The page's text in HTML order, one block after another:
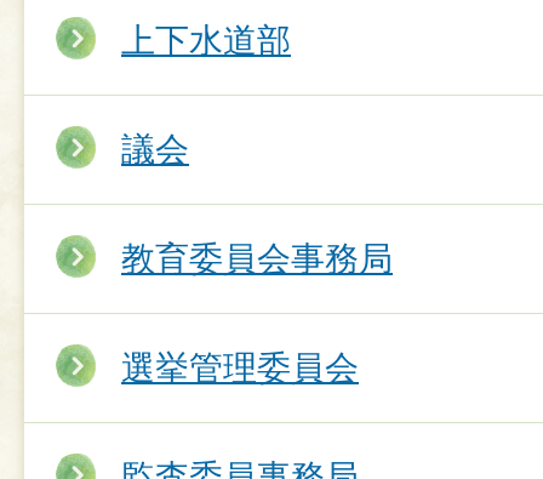
上下水道部
議会
教育委員会事務局
選挙管理委員会